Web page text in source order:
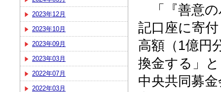
2023年12月
2023年10月
2023年09月
2023年03月
2022年07月
2022年03月
「『善意の
記口座に寄
高額（1億円
換金する」
中央共同募